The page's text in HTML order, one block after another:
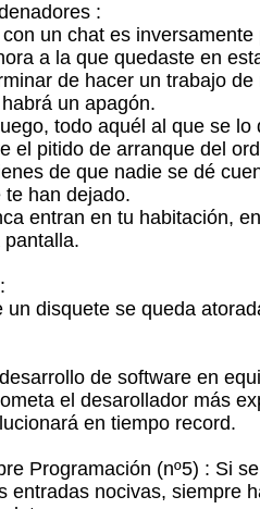
:
un chat es
a la que quedaste en
de hacer un trabajo
un apagón.
todo aquél al que se lo
el pitido de arranque del
de que nadie se dé
han dejado.
entran en tu habitación,
disquete se queda
de software en
el desarollador más
en tiempo record.
Programación (nº5) : Si
entradas nocivas, siempre